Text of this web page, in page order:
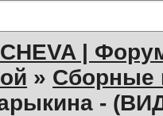
|
» Сборные
-